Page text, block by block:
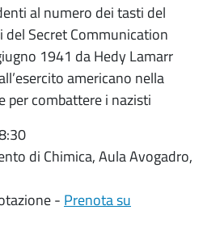
al numero dei tasti del
Secret Communication
1941 da Hedy Lamarr
americano nella
per combattere i nazisti
di Chimica, Aula Avogadro,
- Prenota su